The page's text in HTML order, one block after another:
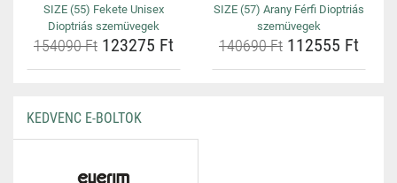
SIZE (55) Fekete Unisex
Dioptriás szemüvegek
154090 Ft 123275 Ft
SIZE (57) Arany Férfi Dioptriás
szemüvegek
140690 Ft 112555 Ft
KEDVENC E-BOLTOK